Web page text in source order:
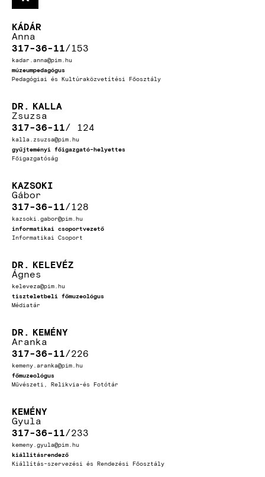
KÁDÁR
Anna
317-36-11 153
kadar.anna@pim.hu
múzeumpedagógus
Pedagógiai és Kultúraközvetítési Főosztály
DR. KALLA
Zsuzsa
317-36-11 124
kalla.zsuzsa@pim.hu
gyűjteményi főigazgató-helyettes
Főigazgatóság
KAZSOKI
Gábor
317-36-11 128
kazsoki.gabor@pim.hu
informatikai csoportvezető
Informatikai Csoport
DR. KELEVÉZ
Ágnes
keleveza@pim.hu
tiszteletbeli főmuzeológus
Médiatár
DR. KEMÉNY
Aranka
317-36-11 226
kemeny.aranka@pim.hu
főmuzeológus
Művészeti, Relikvia-és Fotótár
KEMÉNY
Gyula
317-36-11 233
kemeny.gyula@pim.hu
kiállitásrendező
Kiállítás-szervezési és Rendezési Főosztály